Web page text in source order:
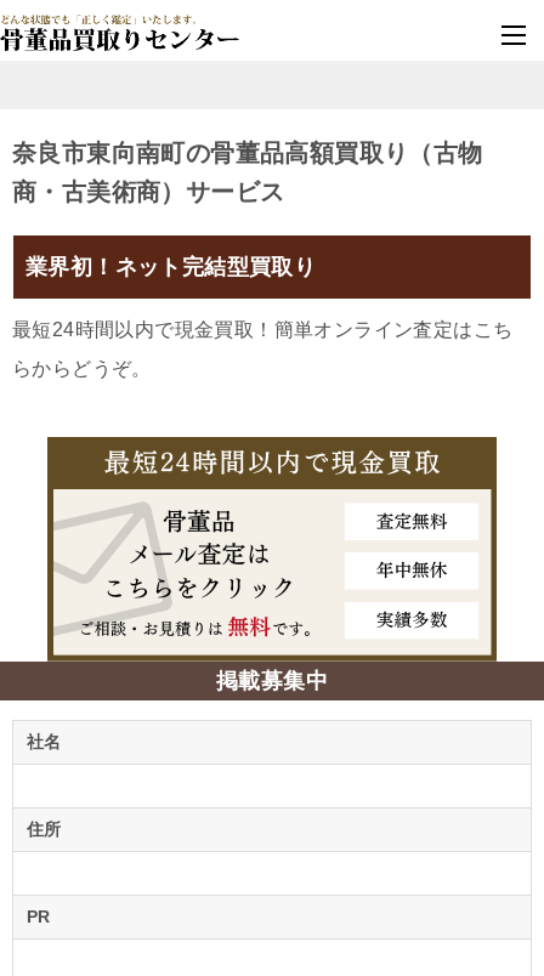
奈良市東向南町の骨董品高額買取り（古物
商・古美術商）サービス
業界初！ネット完結型買取り
最短24時間以内で現金買取！簡単オンライン査定はこち
らからどうぞ。
掲載募集中
社名
住所
PR